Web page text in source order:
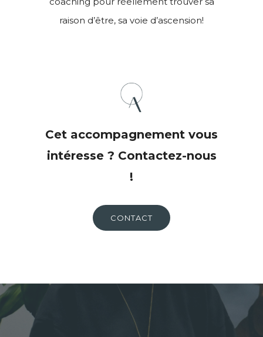
raison d’être, sa voie d’ascension!
Cet accompagnement vous
intéresse ? Contactez-nous
!
CONTACT